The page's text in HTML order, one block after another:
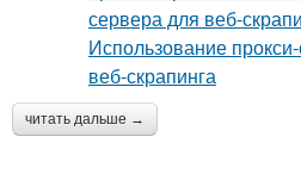
читать дальше →